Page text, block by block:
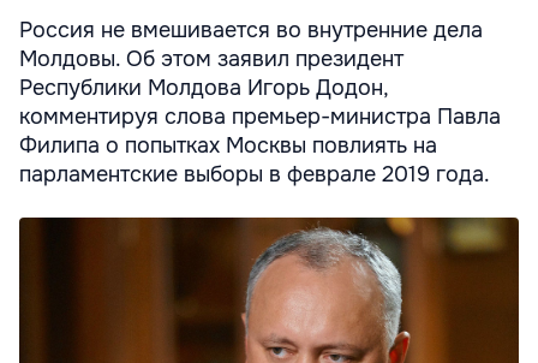
Россия не вмешивается во внутренние дела
Молдовы. Об этом заявил президент
Республики Молдова Игорь Додон,
комментируя слова премьер-министра Павла
Филипа о попытках Москвы повлиять на
парламентские выборы в феврале 2019 года.